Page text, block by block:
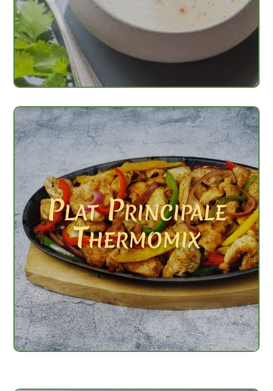
Plat Principale
Thermomix